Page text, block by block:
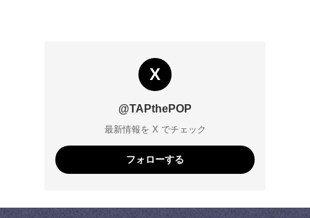
X
@TAPthePOP
最新情報を X でチェック
フォローする